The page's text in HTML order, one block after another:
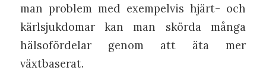
man problem med exempelvis hjärt- och
kärlsjukdomar kan man skörda många
hälsofördelar genom att äta mer
växtbaserat.